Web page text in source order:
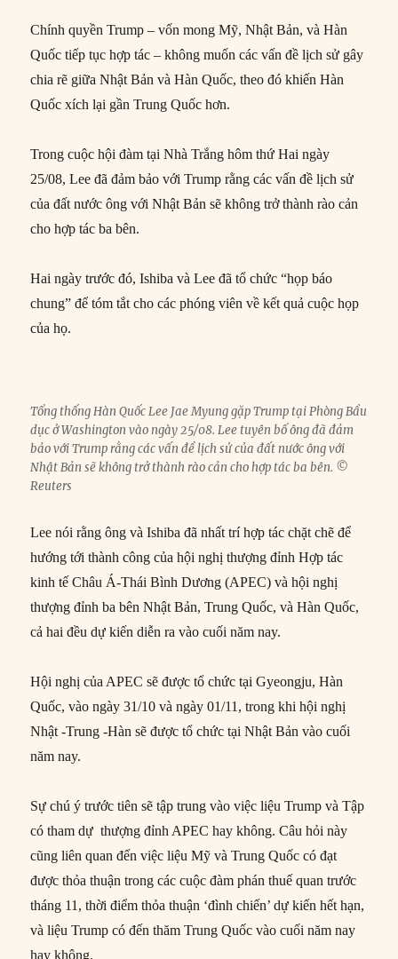
Chính quyền Trump – vốn mong Mỹ, Nhật Bản, và Hàn
Quốc tiếp tục hợp tác – không muốn các vấn đề lịch sử gây
chia rẽ giữa Nhật Bản và Hàn Quốc, theo đó khiến Hàn
Quốc xích lại gần Trung Quốc hơn.
Trong cuộc hội đàm tại Nhà Trắng hôm thứ Hai ngày
25/08, Lee đã đảm bảo với Trump rằng các vấn đề lịch sử
của đất nước ông với Nhật Bản sẽ không trở thành rào cản
cho hợp tác ba bên.
Hai ngày trước đó, Ishiba và Lee đã tổ chức “họp báo
chung” để tóm tắt cho các phóng viên về kết quả cuộc họp
của họ.
Tổng thống Hàn Quốc Lee Jae Myung gặp Trump tại Phòng Bầu
dục ở Washington vào ngày 25/08. Lee tuyên bố ông đã đảm
bảo với Trump rằng các vấn đề lịch sử của đất nước ông với
Nhật Bản sẽ không trở thành rào cản cho hợp tác ba bên. ©
Reuters
Lee nói rằng ông và Ishiba đã nhất trí hợp tác chặt chẽ để
hướng tới thành công của hội nghị thượng đỉnh Hợp tác
kinh tế Châu Á-Thái Bình Dương (APEC) và hội nghị
thượng đỉnh ba bên Nhật Bản, Trung Quốc, và Hàn Quốc,
cả hai đều dự kiến diễn ra vào cuối năm nay.
Hội nghị của APEC sẽ được tổ chức tại Gyeongju, Hàn
Quốc, vào ngày 31/10 và ngày 01/11, trong khi hội nghị
Nhật -Trung -Hàn sẽ được tổ chức tại Nhật Bản vào cuối
năm nay.
Sự chú ý trước tiên sẽ tập trung vào việc liệu Trump và Tập
có tham dự thượng đỉnh APEC hay không. Câu hỏi này
cũng liên quan đến việc liệu Mỹ và Trung Quốc có đạt
được thỏa thuận trong các cuộc đàm phán thuế quan trước
tháng 11, thời điểm thỏa thuận ‘đình chiến’ dự kiến hết hạn,
và liệu Trump có đến thăm Trung Quốc vào cuối năm nay
hay không.